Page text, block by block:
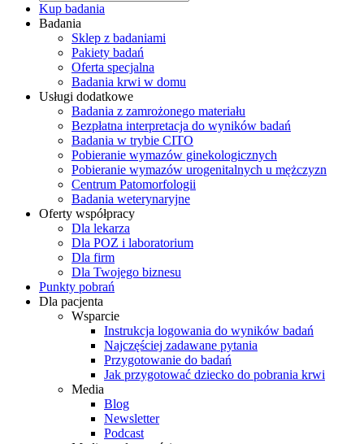
Kup badania
Badania
Sklep z badaniami
Pakiety badań
Oferta specjalna
Badania krwi w domu
Usługi dodatkowe
Badania z zamrożonego materiału
Bezpłatna interpretacja do wyników badań
Badania w trybie CITO
Pobieranie wymazów ginekologicznych
Pobieranie wymazów urogenitalnych u mężczyzn
Centrum Patomorfologii
Badania weterynaryjne
Oferty współpracy
Dla lekarza
Dla POZ i laboratorium
Dla firm
Dla Twojego biznesu
Punkty pobrań
Dla pacjenta
Wsparcie
Instrukcja logowania do wyników badań
Najczęściej zadawane pytania
Przygotowanie do badań
Jak przygotować dziecko do pobrania krwi
Media
Blog
Newsletter
Podcast